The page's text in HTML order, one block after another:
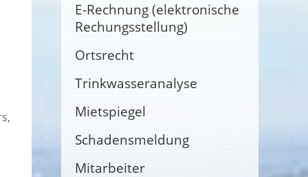
E-Rechnung (elektronische
Rechungsstellung)
Ortsrecht
Trinkwasseranalyse
Mietspiegel
Schadensmeldung
Mitarbeiter